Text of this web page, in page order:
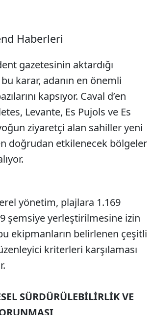
Haberleri
gazetesinin aktardığı
karar, adanın en önemli
kapsıyor. Caval d’en
Levante, Es Pujols ve Es
ziyaretçi alan sahiller yeni
doğrudan etkilenecek bölgeler
yönetim, plajlara 1.169
şemsiye yerleştirilmesine izin
ekipmanların belirlenen çeşitli
kriterleri karşılaması
SÜRDÜRÜLEBİLİRLİK VE